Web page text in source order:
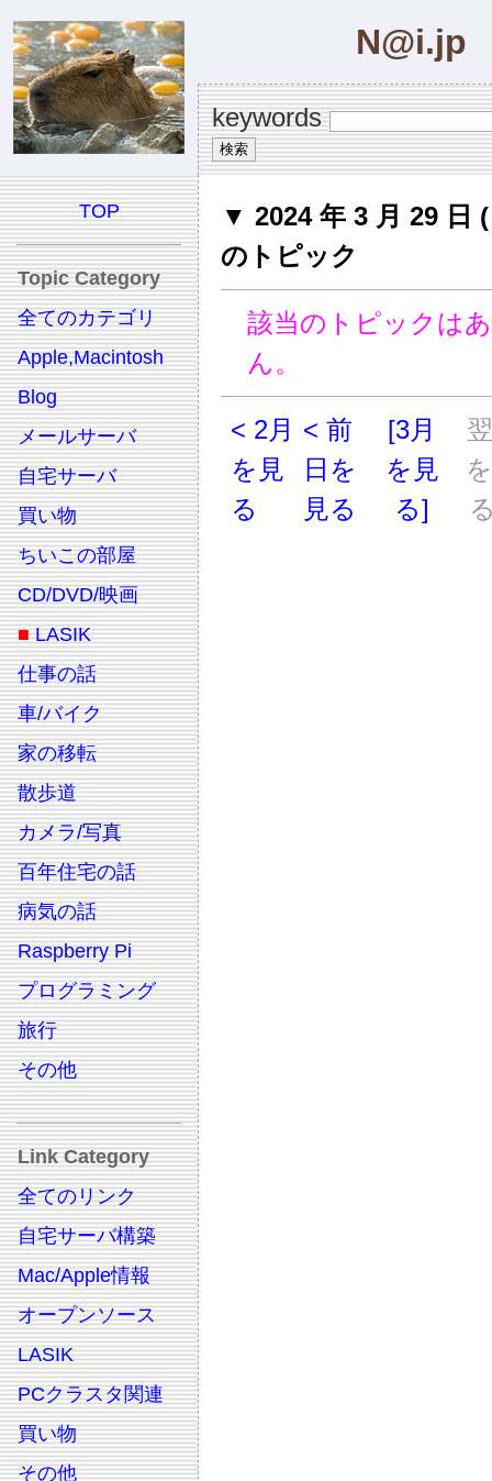
N@i.jp
keywords
TOP
Topic Category
全てのカテゴリ
Apple,Macintosh
Blog
メールサーバ
自宅サーバ
買い物
ちいこの部屋
CD/DVD/映画
■ LASIK
仕事の話
車/バイク
家の移転
散歩道
カメラ/写真
百年住宅の話
病気の話
Raspberry Pi
プログラミング
旅行
その他
Link Category
全てのリンク
自宅サーバ構築
Mac/Apple情報
オープンソース
LASIK
PCクラスタ関連
買い物
その他
▼ 2024 年 3 月 29 日
のトピック
該当のトピックは
ん。
< 2月
を見
る
< 前
日を
見る
[3月
を見
る]